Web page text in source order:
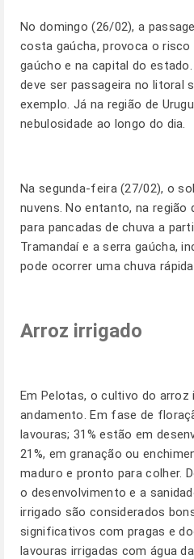
No domingo (26/02), a
costa gaúcha, provoca o
gaúcho e na capital do
deve ser passageira no litoral
exemplo. Já na região de
nebulosidade ao longo do dia.
Na segunda-feira (27/02), o
nuvens. No entanto, na região
para pancadas de chuva a
Tramandaí e a serra gaúcha,
pode ocorrer uma chuva
Arroz irrigado
Em Pelotas, o cultivo do arroz
andamento. Em fase de
lavouras; 31% estão em
21%, em granação ou
maduro e pronto para colher.
o desenvolvimento e a
irrigado são considerados
significativos com pragas e
lavouras irrigadas com água